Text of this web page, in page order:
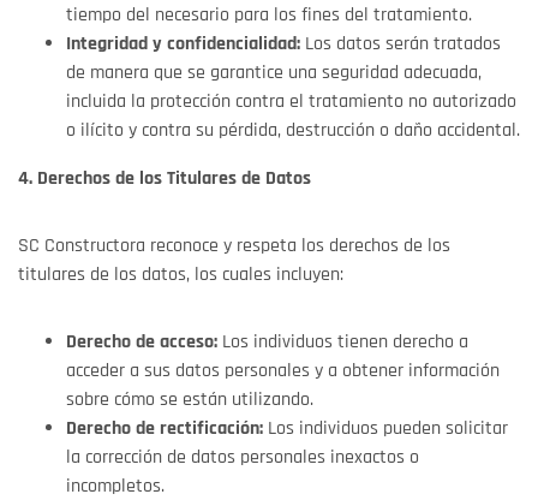
tiempo del necesario para los fines del tratamiento.
Integridad y confidencialidad: Los datos serán tratados
de manera que se garantice una seguridad adecuada,
incluida la protección contra el tratamiento no autorizado
o ilícito y contra su pérdida, destrucción o daño accidental.
4. Derechos de los Titulares de Datos
SC Constructora reconoce y respeta los derechos de los
titulares de los datos, los cuales incluyen:
Derecho de acceso: Los individuos tienen derecho a
acceder a sus datos personales y a obtener información
sobre cómo se están utilizando.
Derecho de rectificación: Los individuos pueden solicitar
la corrección de datos personales inexactos o
incompletos.